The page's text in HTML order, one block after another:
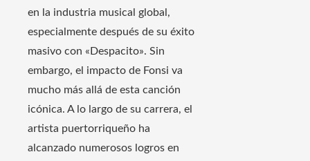
en la industria musical global,
especialmente después de su éxito
masivo con «Despacito». Sin
embargo, el impacto de Fonsi va
mucho más allá de esta canción
icónica. A lo largo de su carrera, el
artista puertorriqueño ha
alcanzado numerosos logros en